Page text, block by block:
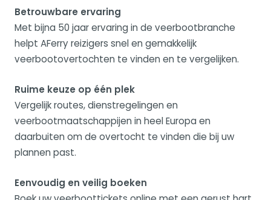
Betrouwbare ervaring
Met bijna 50 jaar ervaring in de veerbootbranche
helpt AFerry reizigers snel en gemakkelijk
veerbootovertochten te vinden en te vergelijken.
Ruime keuze op één plek
Vergelijk routes, dienstregelingen en
veerbootmaatschappijen in heel Europa en
daarbuiten om de overtocht te vinden die bij uw
plannen past.
Eenvoudig en veilig boeken